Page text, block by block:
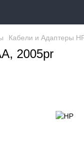
Кабели и Адаптеры
2005pr